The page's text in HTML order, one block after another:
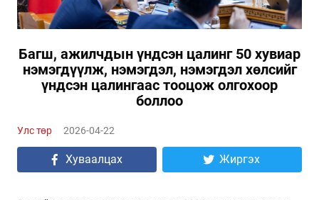
Багш, ажилчдын үндсэн цалинг 50 хувиар
нэмэгдүүлж, нэмэгдэл, нэмэгдэл хөлсийг
үндсэн цалингаас тооцож олгохоор
боллоо
Улс төр 2026-04-22
Хуваалцах Жиргэх